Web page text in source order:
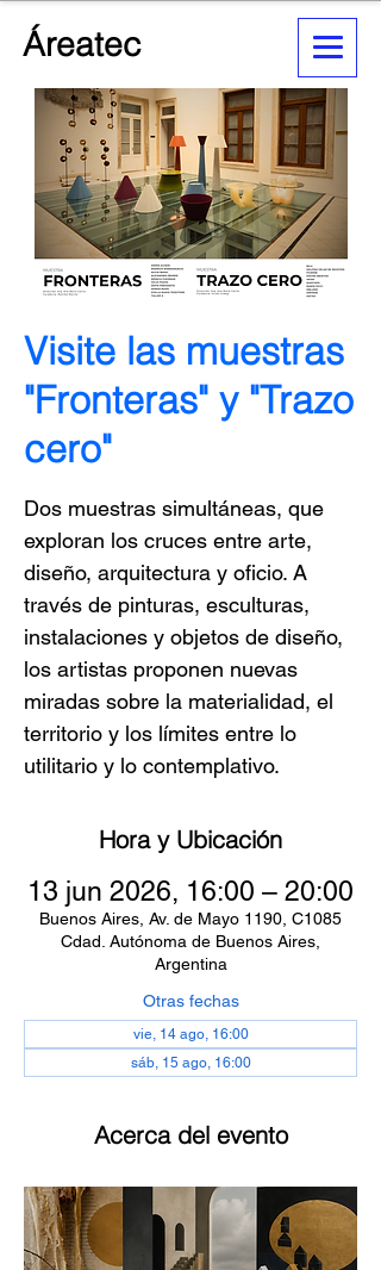
Áreatec
Visite las muestras
"Fronteras" y "Trazo
cero"
Dos muestras simultáneas, que
exploran los cruces entre arte,
diseño, arquitectura y oficio. A
través de pinturas, esculturas,
instalaciones y objetos de diseño,
los artistas proponen nuevas
miradas sobre la materialidad, el
territorio y los límites entre lo
utilitario y lo contemplativo.
Hora y Ubicación
13 jun 2026, 16:00 – 20:00
Buenos Aires, Av. de Mayo 1190, C1085
Cdad. Autónoma de Buenos Aires,
Argentina
Otras fechas
vie, 14 ago, 16:00
sáb, 15 ago, 16:00
Acerca del evento